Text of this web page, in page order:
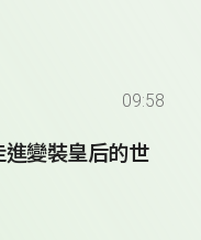
09:58
變裝皇后的世